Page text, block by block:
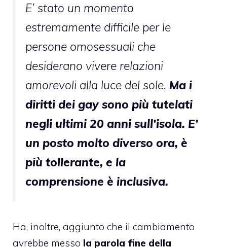
E’ stato un momento
estremamente difficile per le
persone omosessuali che
desiderano vivere relazioni
amorevoli alla luce del sole. Ma i
diritti dei gay sono più tutelati
negli ultimi 20 anni sull’isola. E’
un posto molto diverso ora, è
più tollerante, e la
comprensione è inclusiva.
Ha, inoltre, aggiunto che il cambiamento
avrebbe messo la parola fine della